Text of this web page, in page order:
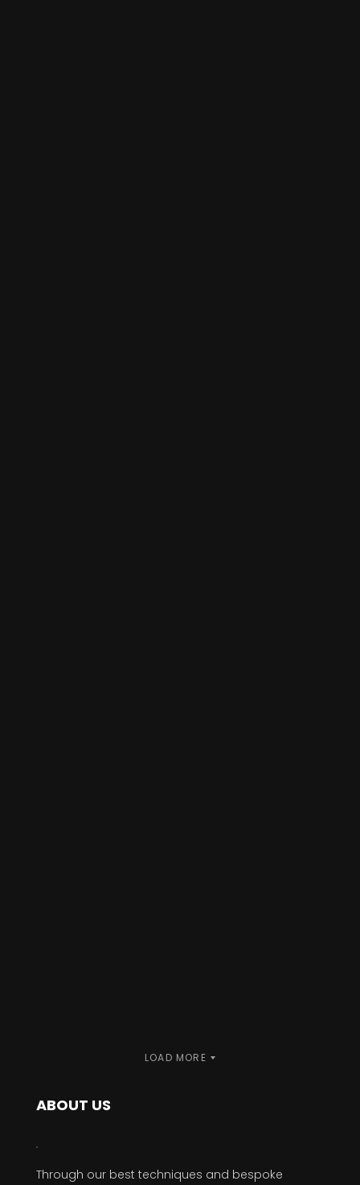
LOAD MORE
ABOUT US
Through our best techniques and bespoke